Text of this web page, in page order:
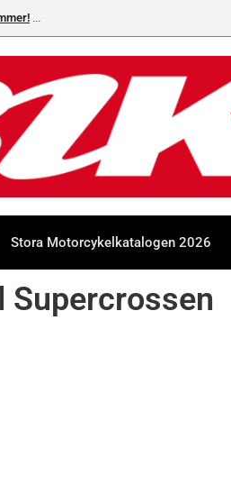
Stora Motorcykelkatalogen 2026